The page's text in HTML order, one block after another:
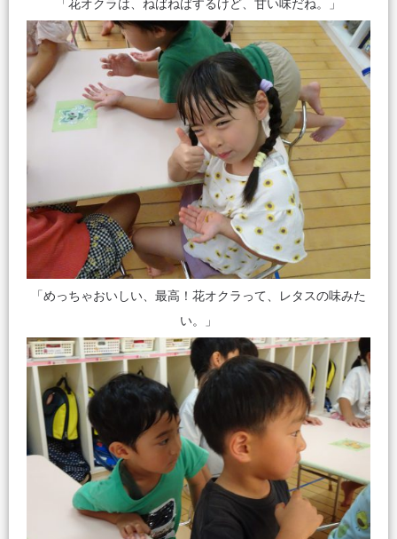
「花オクラは、ねばねばするけど、甘い味だね。」
「めっちゃおいしい、最高！花オクラって、レタスの味みた
い。」